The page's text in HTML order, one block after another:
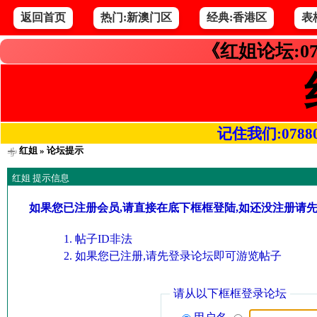
返回首页 热门:新澳门区 经典:香港区 表
《红姐论坛
记住我们
红姐» 论坛提示
红姐 提示信息
如果您已注册会员,请直接在底下框框登陆,如还没注册请
帖子ID非法
如果您已注册,请先登录论坛即可游览帖子
请从以下框框登录论坛